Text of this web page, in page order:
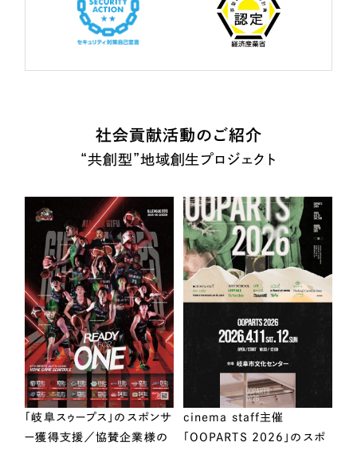
社会貢献活動のご紹介
“共創型”地域創生プロジェクト
「岐阜スゥープス」のスポンサ
ー獲得支援／協賛企業様の
cinema staff主催
「OOPARTS 2026」のスポ